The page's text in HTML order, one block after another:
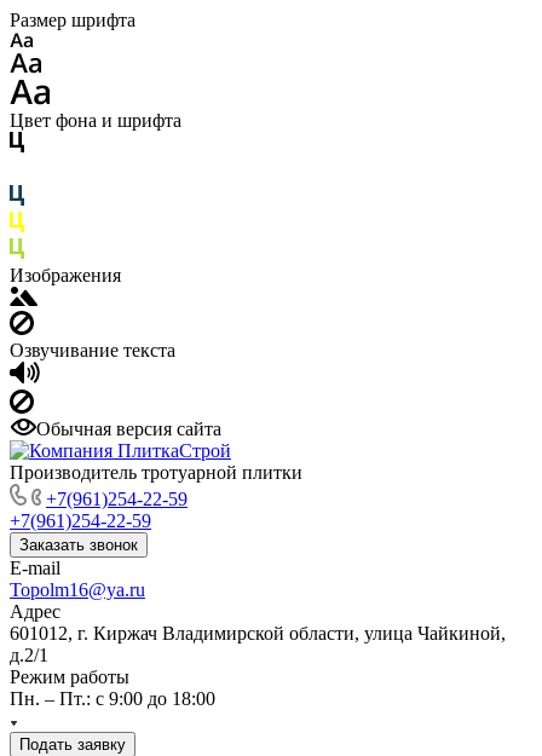
Размер шрифта
Цвет фона и шрифта
Изображения
Озвучивание текста
Обычная версия сайта
Производитель тротуарной плитки
+7(961)254-22-59
+7(961)254-22-59
Заказать звонок
E-mail
Topolm16@ya.ru
Адрес
601012, г. Киржач Владимирской области, улица Чайкиной,
д.2/1
Режим работы
Пн. – Пт.: с 9:00 до 18:00
Подать заявку